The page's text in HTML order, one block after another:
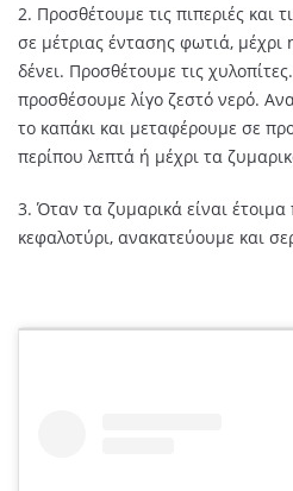
2. Προσθέτουμε τις πιπεριές και
σε μέτριας έντασης φωτιά, μέχρι
δένει. Προσθέτουμε τις
προσθέσουμε λίγο ζεστό νερό.
το καπάκι και μεταφέρουμε σε
περίπου λεπτά ή μέχρι τα
3. Όταν τα ζυμαρικά είναι
κεφαλοτύρι, ανακατεύουμε και